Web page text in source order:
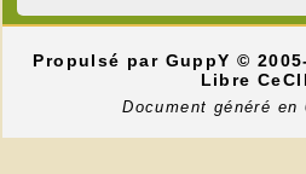
Propulsé par GuppY©
Libre
Document généré en